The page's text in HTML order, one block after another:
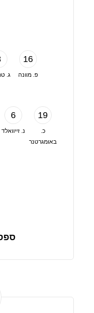
ג.
16
פ. מוונה
6
נ. זייוואלד
19
כ.
באומגרטנר